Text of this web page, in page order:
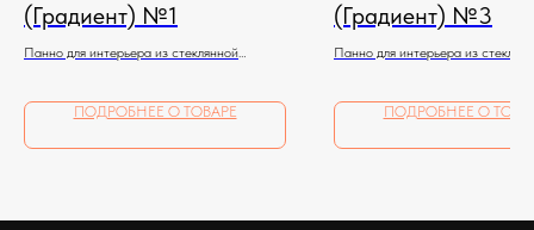
(Градиент) №1
Панно для интерьера из стеклянной
ПОДРОБНЕЕ О ТОВАРЕ
(Градиент) №3
Панно для интерьера из
ПОДРОБНЕЕ О